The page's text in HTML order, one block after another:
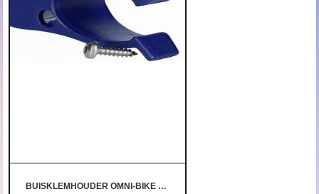
BUISKLEMHOUDER OMNI-BIKE DE LUXE.